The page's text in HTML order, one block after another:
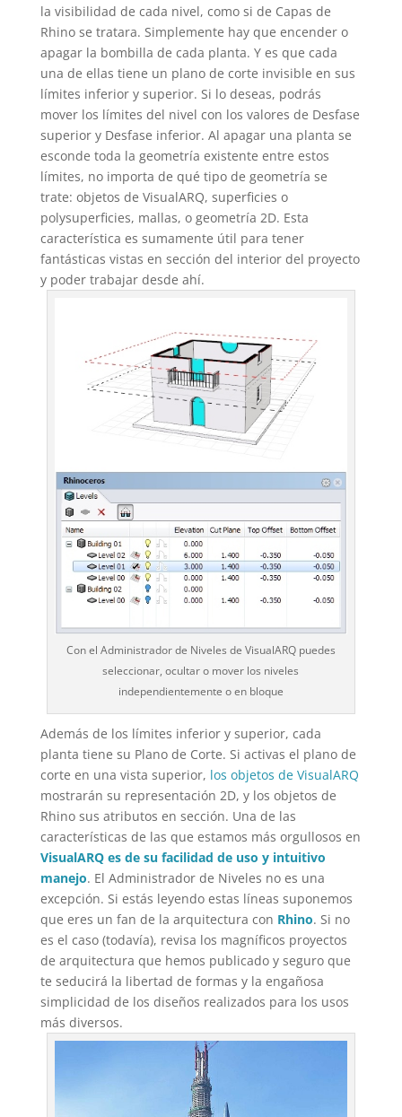
la visibilidad de cada nivel, como si de Capas de
Rhino se tratara. Simplemente hay que encender o
apagar la bombilla de cada planta. Y es que cada
una de ellas tiene un plano de corte invisible en sus
límites inferior y superior. Si lo deseas, podrás
mover los límites del nivel con los valores de Desfase
superior y Desfase inferior. Al apagar una planta se
esconde toda la geometría existente entre estos
límites, no importa de qué tipo de geometría se
trate: objetos de VisualARQ, superficies o
polysuperficies, mallas, o geometría 2D. Esta
característica es sumamente útil para tener
fantásticas vistas en sección del interior del proyecto
y poder trabajar desde ahí.
Con el Administrador de Niveles de VisualARQ puedes
seleccionar, ocultar o mover los niveles
independientemente o en bloque
Además de los límites inferior y superior, cada
planta tiene su Plano de Corte. Si activas el plano de
corte en una vista superior, los objetos de VisualARQ
mostrarán su representación 2D, y los objetos de
Rhino sus atributos en sección. Una de las
características de las que estamos más orgullosos en
VisualARQ es de su facilidad de uso y intuitivo
manejo. El Administrador de Niveles no es una
excepción. Si estás leyendo estas líneas suponemos
que eres un fan de la arquitectura con Rhino. Si no
es el caso (todavía), revisa los magníficos proyectos
de arquitectura que hemos publicado y seguro que
te seducirá la libertad de formas y la engañosa
simplicidad de los diseños realizados para los usos
más diversos.